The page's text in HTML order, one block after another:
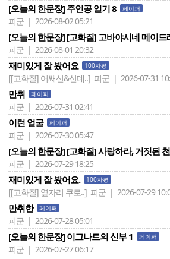
[오늘의 한문장] 주인공 일기 8 페이퍼
피군 | 2026-08-02 05:21
[오늘의 한문장] [고화질] 고바야시네 메이드
피군 | 2026-08-01 20:32
재미있게 잘 봤어요 100자평
[[고화질] 어쌔신&신데..] 피군 | 2026-07-31
만취 페이퍼
피군 | 2026-07-31 02:41
이런 얼굴 페이퍼
피군 | 2026-07-30 05:47
[오늘의 한문장] [고화질] 사랑하라, 거짓된
피군 | 2026-07-29 18:25
재미있게 잘 봤어요. 100자평
[[고화질] 옆자리 쿠로..] 피군 | 2026-07-29
만취한 페이퍼
피군 | 2026-07-28 05:01
[오늘의 한문장] 이그나트의 신부 1 페이퍼
피군 | 2026-07-27 06:17